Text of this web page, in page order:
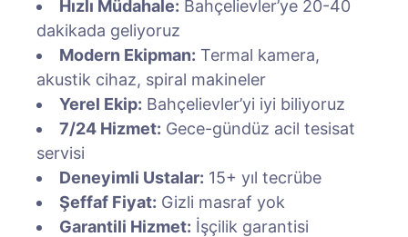
Hızlı Müdahale: Bahçelievler’ye 20-40
dakikada geliyoruz
Modern Ekipman: Termal kamera,
akustik cihaz, spiral makineler
Yerel Ekip: Bahçelievler’yi iyi biliyoruz
7/24 Hizmet: Gece-gündüz acil tesisat
servisi
Deneyimli Ustalar: 15+ yıl tecrübe
Şeffaf Fiyat: Gizli masraf yok
Garantili Hizmet: İşçilik garantisi